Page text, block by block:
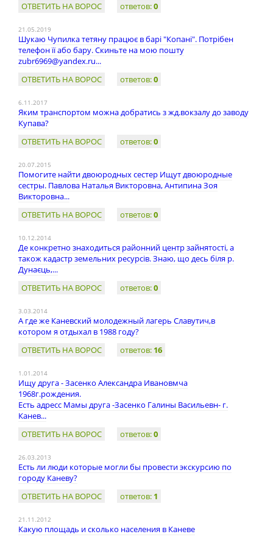
ОТВЕТИТЬ НА ВОРОС
ответов:0
21.05.2019
Шукаю Чупилка тетяну працює в барі "Копані". Потрібен
телефон її або бару. Скиньте на мою пошту
zubr6969@yandex.ru...
ОТВЕТИТЬ НА ВОРОС
ответов:0
6.11.2017
Яким транспортом можна добратись з жд.вокзалу до заводу
Купава?
ОТВЕТИТЬ НА ВОРОС
ответов:0
20.07.2015
Помогите найти двоюродных сестер Ищут двоюродные
сестры. Павлова Наталья Викторовна, Антипина Зоя
Викторовна...
ОТВЕТИТЬ НА ВОРОС
ответов:0
10.12.2014
Де конкретно знаходиться районний центр зайнятості, а
також кадастр земельних ресурсів. Знаю, що десь біля р.
Дунаєць,...
ОТВЕТИТЬ НА ВОРОС
ответов:0
3.03.2014
А где же Каневский молодежный лагерь Славутич,в
котором я отдыхал в 1988 году?
ОТВЕТИТЬ НА ВОРОС
ответов: 16
1.01.2014
Ищу друга - Засенко Александра Ивановмча
1968г.рождения.
Есть адресс Мамы друга -Засенко Галины Васильевн- г.
Канев...
ОТВЕТИТЬ НА ВОРОС
ответов:0
26.03.2013
Есть ли люди которые могли бы провести экскурсию по
городу Каневу?
ОТВЕТИТЬ НА ВОРОС
ответов: 1
21.11.2012
Какую площадь и сколько населения в Каневе